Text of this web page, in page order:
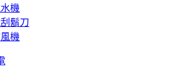
機
鬍刀
機